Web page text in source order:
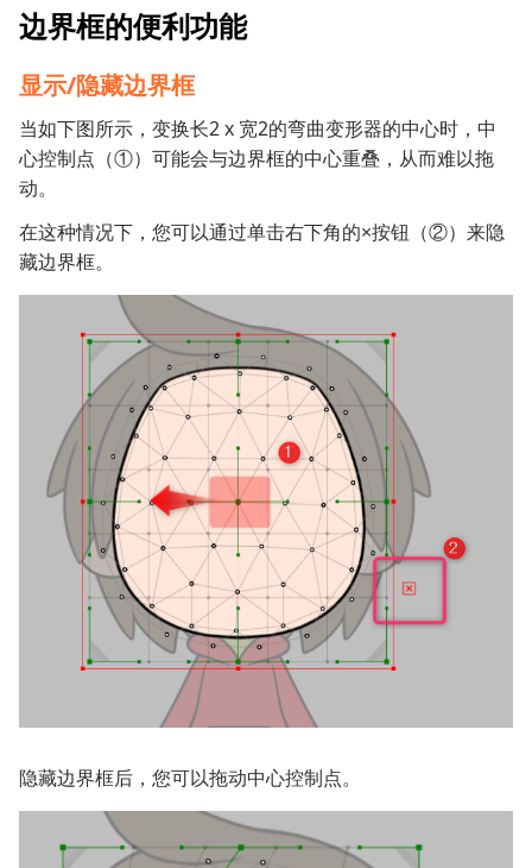
边界框的便利功能
显示/隐藏边界框
当如下图所示，变换长2 x 宽2的弯曲变形器的中心时，中
心控制点（①）可能会与边界框的中心重叠，从而难以拖
动。
在这种情况下，您可以通过单击右下角的×按钮（②）来隐
藏边界框。
隐藏边界框后，您可以拖动中心控制点。